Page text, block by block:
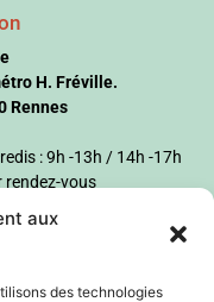
aux
des technologies
H. Fréville.
Rennes
: 9h -13h / 14h -17h
rendez-vous